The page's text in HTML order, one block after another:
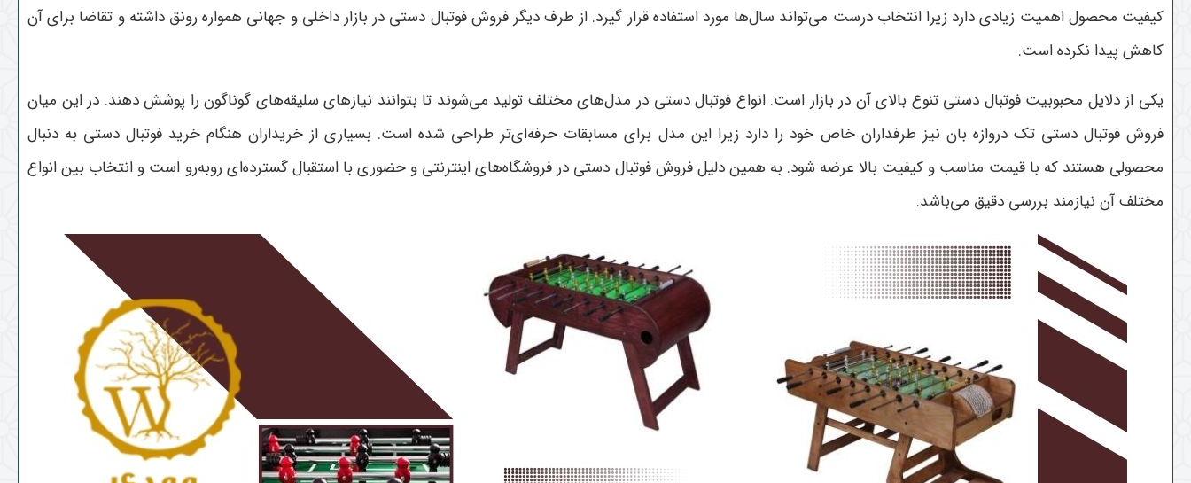
کیفیت محصول اهمیت زیادی دارد زیرا انتخاب درست می‌تواند سال‌ها مورد استفاده قرار گیرد. از طرف دیگر فروش فوتبال دستی در بازار داخلی و جهانی همواره رونق داشته و تقاضا برای آن
کاهش پیدا نکرده است.
یکی از دلایل محبوبیت فوتبال دستی تنوع بالای آن در بازار است. انواع فوتبال دستی در مدل‌های مختلف تولید می‌شوند تا بتوانند نیازهای سلیقه‌های گوناگون را پوشش دهند. در این میان
فروش فوتبال دستی تک دروازه بان نیز طرفداران خاص خود را دارد زیرا این مدل برای مسابقات حرفه‌ای‌تر طراحی شده است. بسیاری از خریداران هنگام خرید فوتبال دستی به دنبال
محصولی هستند که با قیمت مناسب و کیفیت بالا عرضه شود. به همین دلیل فروش فوتبال دستی در فروشگاه‌های اینترنتی و حضوری با استقبال گسترده‌ای روبه‌رو است و انتخاب بین انواع
مختلف آن نیازمند بررسی دقیق می‌باشد.